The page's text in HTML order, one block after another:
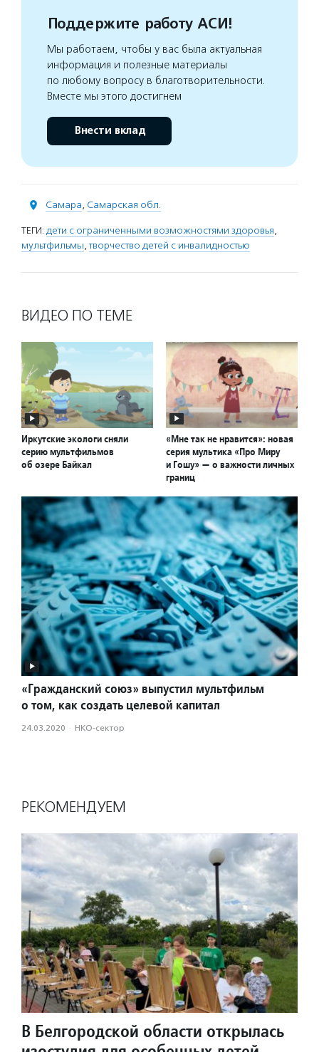
Поддержите работу АСИ!
Мы работаем, чтобы у вас была актуальная
информация и полезные материалы
по любому вопросу в благотворительности.
Вместе мы этого достигнем
Внести вклад
Самара, Самарская обл.
ТЕГИ: дети с ограниченными возможностями здоровья,
мультфильмы,творчество детей с инвалидностью
ВИДЕО ПО ТЕМЕ
Иркутские экологи сняли
серию мультфильмов
об озере Байкал
«Мне так не нравится»: новая
серия мультика «Про Миру
и Гошу» — о важности личных
границ
«Гражданский союз» выпустил мультфильм
о том, как создать целевой капитал
24.03.2020 · НКО-сектор
РЕКОМЕНДУЕМ
В Белгородской области открылась